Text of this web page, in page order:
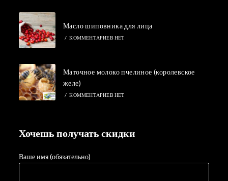
Масло шиповника для лица
/ КОММЕНТАРИЕВ НЕТ
Маточное молоко пчелиное (королевское
желе)
/ КОММЕНТАРИЕВ НЕТ
Хочешь получать скидки
Ваше имя (обязательно)